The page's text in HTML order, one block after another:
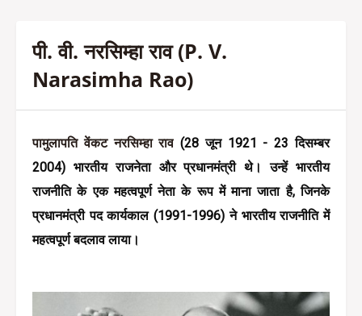
पी. वी. नरसिम्हा राव (P. V.
Narasimha Rao)
पामुलापति वेंकट नरसिम्हा राव (28 जून 1921 - 23 दिसम्बर
2004) भारतीय राजनेता और प्रधानमंत्री थे। उन्हें भारतीय
राजनीति के एक महत्वपूर्ण नेता के रूप में माना जाता है, जिनके
प्रधानमंत्री पद कार्यकाल (1991-1996) ने भारतीय राजनीति में
महत्वपूर्ण बदलाव लाया।